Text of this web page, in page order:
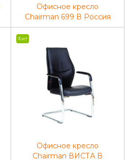
Офисное кресло
Chairman 699 В Россия
ТВ черный
Хит
Офисное кресло
Chairman ВИСТА В